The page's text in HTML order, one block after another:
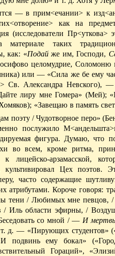
— в прим<ечании> к изд<
как на
(исследователи Пр<уткова>
таких
как: «Подайже им, Господи,
целомудрие, Соломоню
или — «Сила же беему
> Св. Александра Невского),
лиру мне Гомера» (Мей);
«Завещаю в память
поэту / Чудо­творное перо»
послужило М<андельшта>
фигура. Думаю, что
во всем, кроме ритма,
к лицейско-арзамасской,
Цех поэтов.
часто содержащие
атрибутами. Короче говоря:
тени / Любимых мне певцов,
/ Иль области эфирны, /
со мной / — И
д. — «Пирующих студентов»
подвинь ему бокал»
Гораций», «